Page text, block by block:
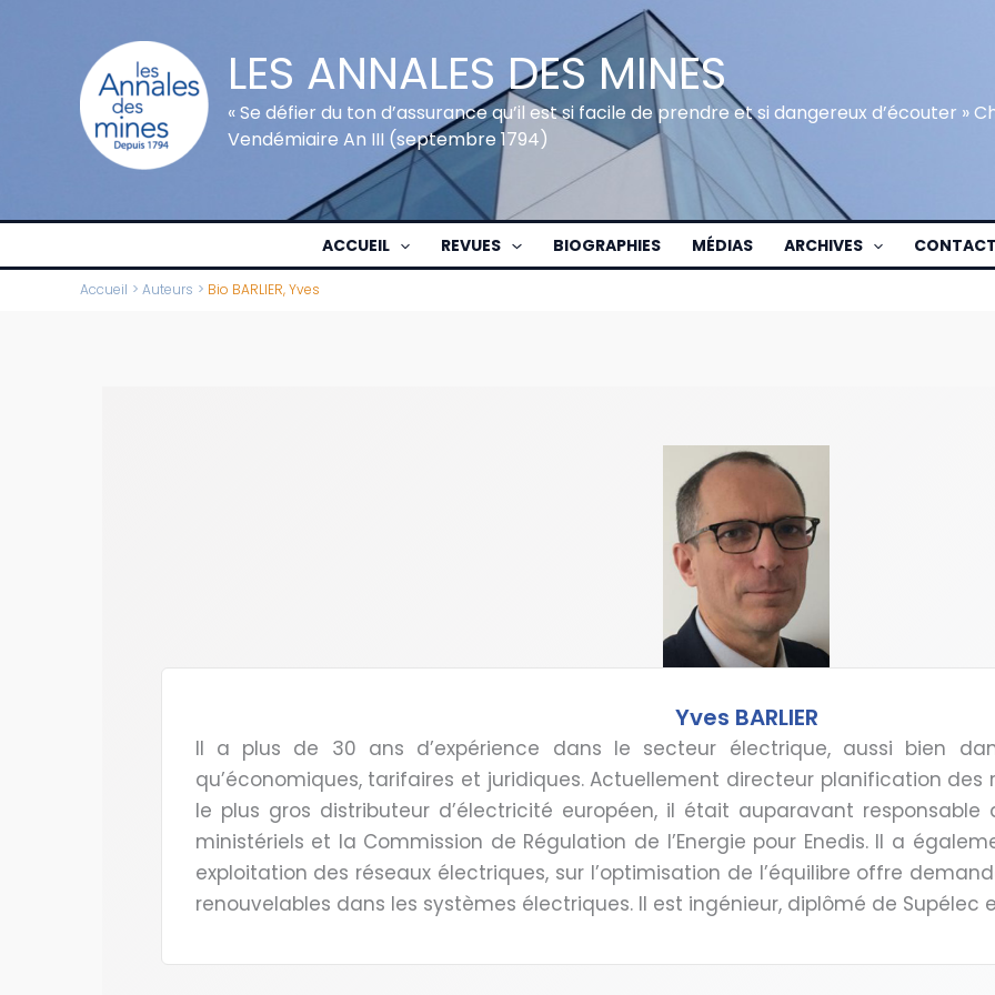
LES ANNALES DES MINES
« Se défier du ton d’assurance qu’il est si facile de prendre et si dangereux d’écouter »
Vendémiaire An III (septembre 1794)
ACCUEIL REVUES BIOGRAPHIES MÉDIAS ARCHIVES CONTACT
Accueil Auteurs Bio BARLIER, Yves
Yves BARLIER
Il a plus de 30 ans d’expérience dans le secteur électrique, aussi bien
qu’économiques, tarifaires et juridiques. Actuellement directeur planification des
le plus gros distributeur d’électricité européen, il était auparavant responsable
ministériels et la Commission de Régulation de l’Energie pour Enedis. Il a
exploitation des réseaux électriques, sur l’optimisation de l’équilibre offre
renouvelables dans les systèmes électriques. Il est ingénieur, diplômé de Supélec